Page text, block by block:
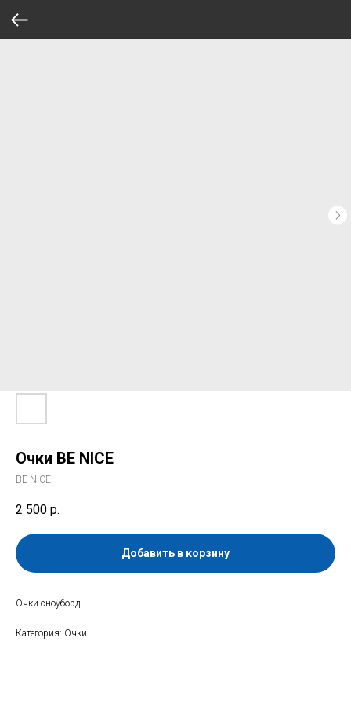
Очки BE NICE
BE NICE
2 500 р.
Добавить в корзину
Очки сноуборд
Категория: Очки